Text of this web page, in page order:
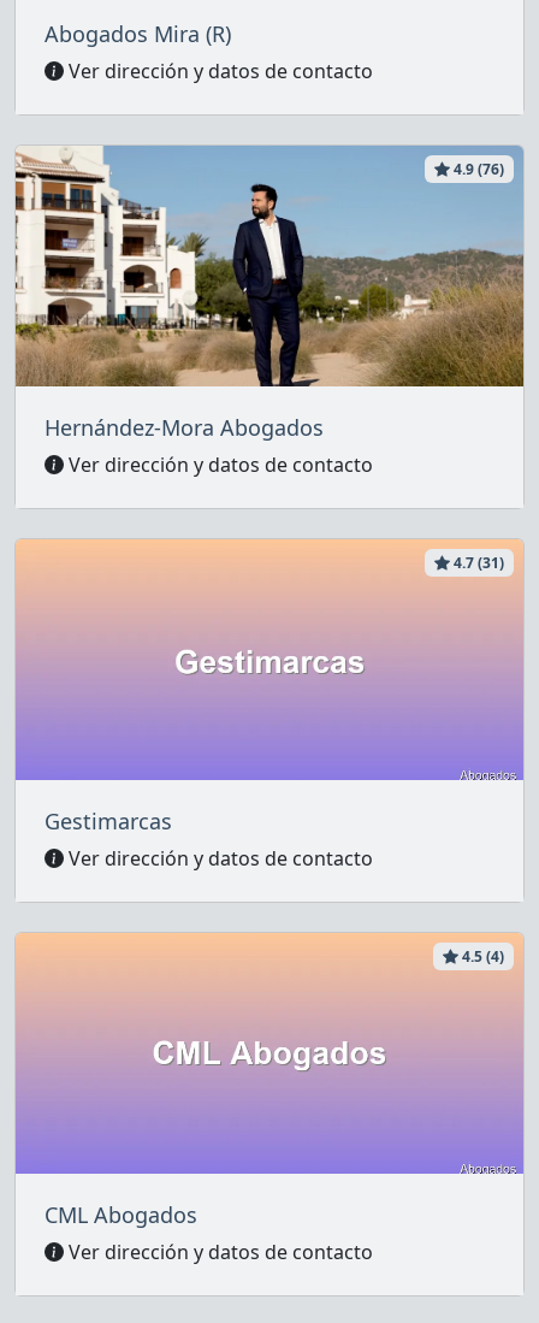
Abogados Mira (R)
Ver dirección y datos de contacto
4.9 (76)
Hernández-Mora Abogados
Ver dirección y datos de contacto
4.7 (31)
Gestimarcas
Ver dirección y datos de contacto
4.5 (4)
CML Abogados
Ver dirección y datos de contacto